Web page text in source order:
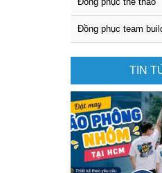
Đồng phục team
TIN